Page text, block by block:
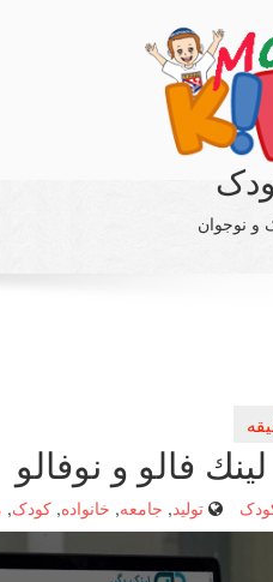
نوجوان
فالو و نوفالو
تولید, جامعه, خانواده, کودک,